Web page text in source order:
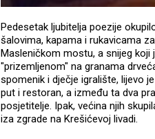
Pedesetak ljubitelja poezije
šalovima, kapama i rukavicama
Masleničkom mostu, a snijeg
"prizemljenom" na granama
spomenik i dječje igralište, lijevo
put i restoran, a između ta dva
posjetitelje. Ipak, većina njih
iza zgrade na Krešićevoj livadi.